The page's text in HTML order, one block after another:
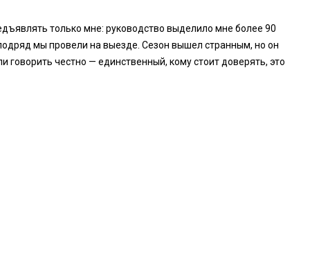
только мне: руководство выделило мне более 90
мы провели на выезде. Сезон вышел странным, но он
честно — единственный, кому стоит доверять, это